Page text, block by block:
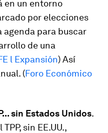
en un entorno
por elecciones
agenda para buscar
de una
l Expansión) Así
(Foro Económico
sin Estados Unidos.
sin EE.UU.,